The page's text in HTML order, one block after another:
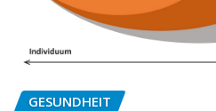
GESUNDHEIT